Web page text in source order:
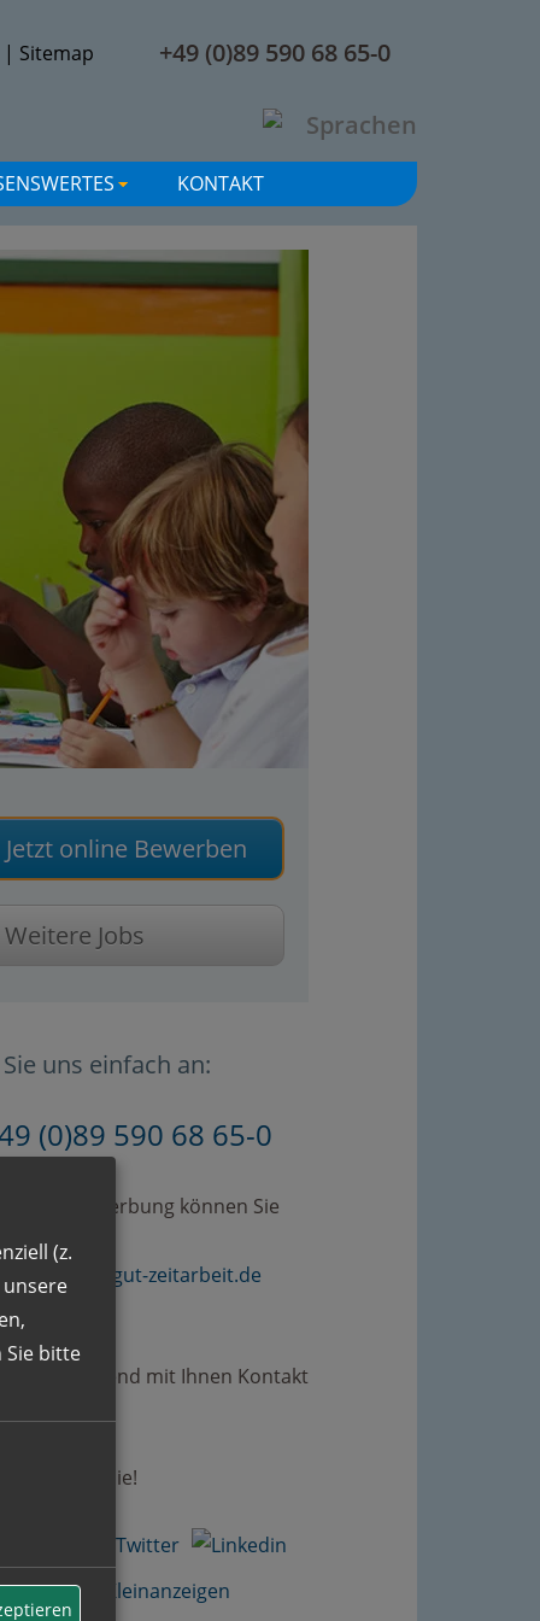
+49 (0)89 590 68 65-0
| Sitemap
+
+
KONTAKT
Jetzt online Bewerben
Weitere Jobs
uns einfach an:
(0)89 590 68 65-0
Bewerbung können Sie
an
bewerbung@gut-zeitarbeit.de
umgehend mit Ihnen Kontakt
uns auf Sie!
(z.
Sie bitte